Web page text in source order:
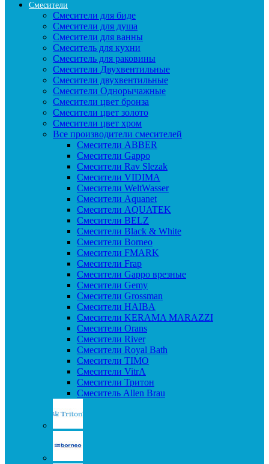
Смесители
Смесители для биде
Смесители для душа
Смесители для ванны
Смеситель для кухни
Смеситель для раковины
Смесители Двухвентильные
Смесители двухвентильные
Смесители Однорычажные
Смесители цвет бронза
Смесители цвет золото
Смесители цвет хром
Все производители смесителей
Cмесители ABBER
Cмесители Gappo
Cмесители Rav Slezak
Cмесители VIDIMA
Cмесители WeltWasser
Смесители Aquanet
Смесители AQUATEK
Смесители BELZ
Смесители Black & White
Смесители Borneo
Смесители FMARK
Смесители Frap
Смесители Gappo врезные
Смесители Gemy
Смесители Grossman
Смесители HAIBA
Смесители KERAMA MARAZZI
Смесители Orans
Смесители River
Смесители Royal Bath
Смесители TIMO
Смесители VitrA
Смесители Тритон
Смеситель Allen Brau